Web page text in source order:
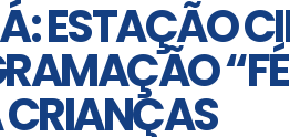
ESTAÇÃO